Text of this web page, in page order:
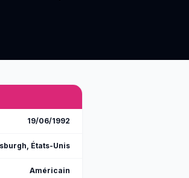
19/06/1992
États-Unis
Américain